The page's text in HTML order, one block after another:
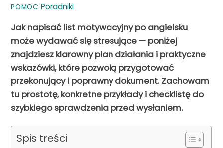
POMOC Poradniki
Jak napisać list motywacyjny po angielsku
może wydawać się stresujące — poniżej
znajdziesz klarowny plan działania i praktyczne
wskazówki, które pozwolą przygotować
przekonujący i poprawny dokument.Zachowam
tu prostotę, konkretne przykłady i checklistę do
szybkiego sprawdzenia przed wysłaniem.
Spis treści